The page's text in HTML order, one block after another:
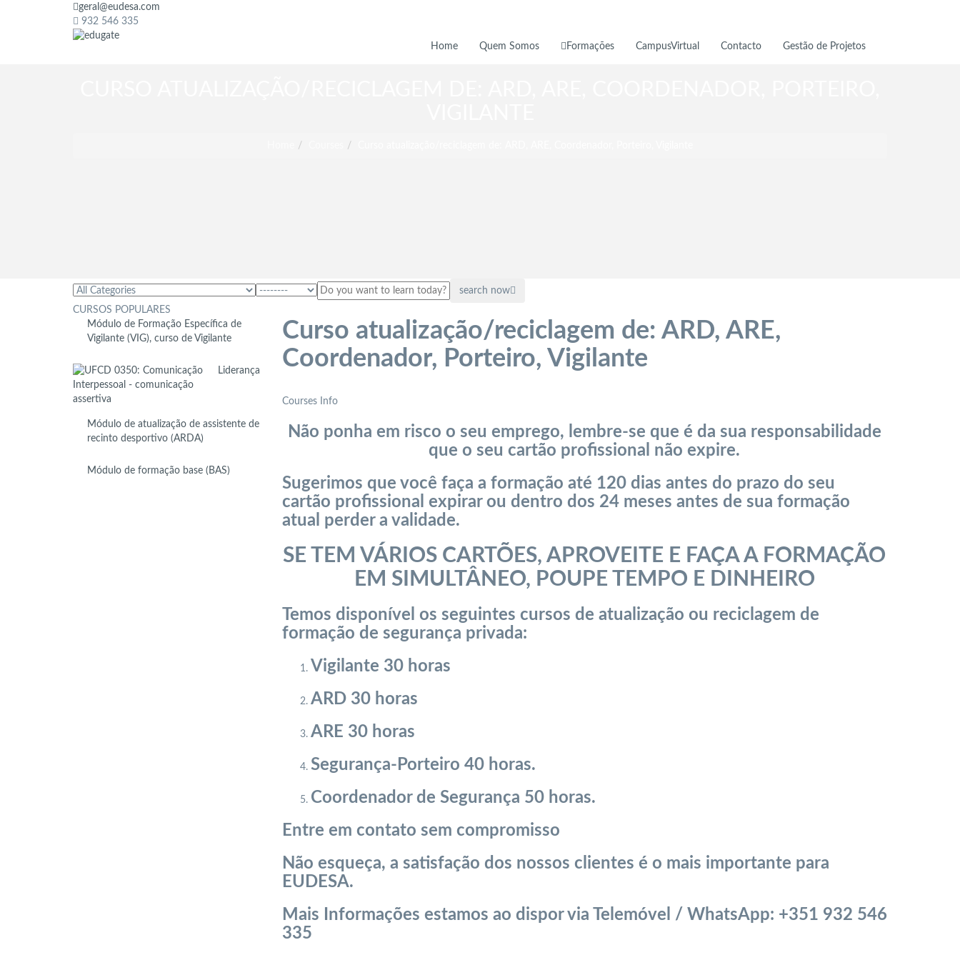
geral@eudesa.com
932 546 335
Home Quem Somos Formações CampusVirtual Contacto Gestão de Projetos
search now
Curso atualização/reciclagem de: ARD, ARE,
Coordenador, Porteiro, Vigilante
Courses Info
Não ponha em risco o seu emprego, lembre-se que é da sua responsabilidade
que o seu cartão profissional não expire.
Sugerimos que você faça a formação até 120 dias antes do prazo do seu
cartão profissional expirar ou dentro dos 24 meses antes de sua formação
atual perder a validade.
SE TEM VÁRIOS CARTÕES, APROVEITE E FAÇA A FORMAÇÃO
EM SIMULTÂNEO, POUPE TEMPO E DINHEIRO
Temos disponível os seguintes cursos de atualização ou reciclagem de
formação de segurança privada:
Vigilante 30 horas
ARD 30 horas
ARE 30 horas
Segurança-Porteiro 40 horas.
Coordenador de Segurança 50 horas.
Entre em contato sem compromisso
Não esqueça, a satisfação dos nossos clientes é o mais importante para
EUDESA.
Mais Informações estamos ao dispor via Telemóvel / WhatsApp: +351 932 546
335
CURSOS POPULARES
Módulo de Formação Específica de
Vigilante (VIG), curso de Vigilante
Liderança
Módulo de atualização de assistente de
recinto desportivo (ARDA)
Módulo de formação base (BAS)